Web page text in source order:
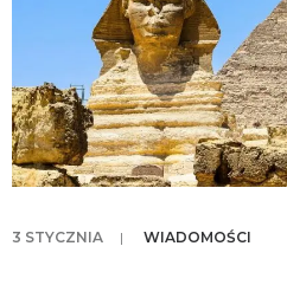
KONTAKT
3 STYCZNIA | WIADOMOŚCI